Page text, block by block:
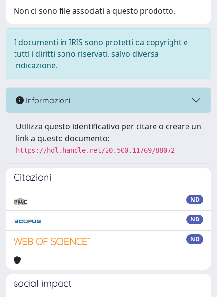
Non ci sono file associati a questo prodotto.
I documenti in IRIS sono protetti da copyright e
tutti i diritti sono riservati, salvo diversa
indicazione.
Informazioni
Utilizza questo identificativo per citare o creare un
link a questo documento:
https://hdl.handle.net/20.500.11769/88072
Citazioni
ND
ND
ND
social impact